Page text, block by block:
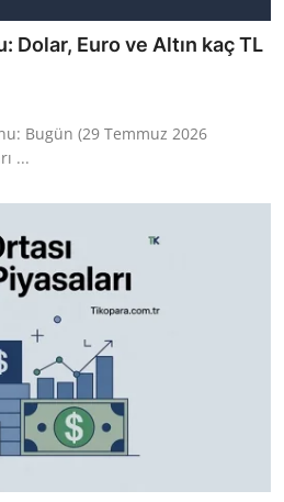
Dolar, Euro ve Altın kaç TL
Bugün (29 Temmuz 2026
...